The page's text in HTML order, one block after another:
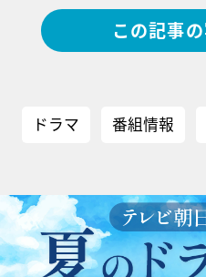
この記事
ドラマ 番組情報